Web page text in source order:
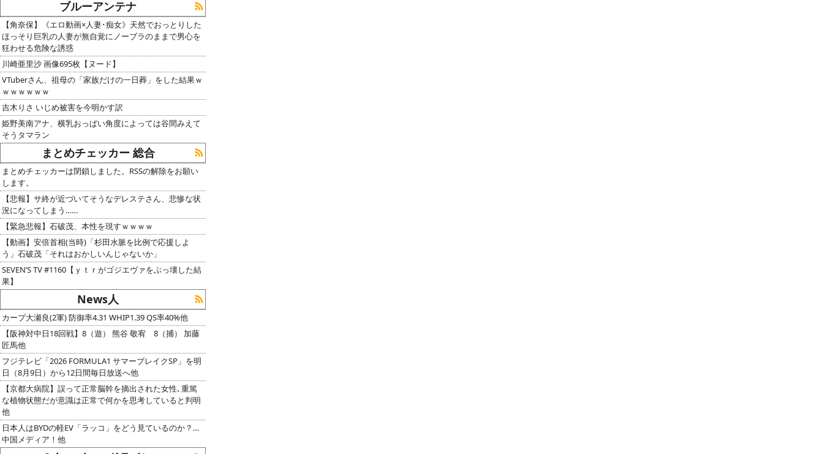
ブルーアンテナ
【角奈保】《エロ動画×人妻･痴女》天然でおっとりした
ほっそり巨乳の人妻が無自覚にノーブラのままで男心を
狂わせる危険な誘惑
川崎亜里沙 画像695枚【ヌード】
VTuberさん、祖母の「家族だけの一日葬」をした結果ｗ
ｗｗｗｗｗｗ
吉木りさ いじめ被害を今明かす訳
姫野美南アナ、横乳おっぱい角度によっては谷間みえて
そうタマラン
まとめチェッカー 総合
まとめチェッカーは閉鎖しました。RSSの解除をお願い
します。
【悲報】サ終が近づいてそうなデレステさん、悲惨な状
況になってしまう……
【緊急悲報】石破茂、本性を現すｗｗｗｗ
【動画】安倍首相(当時)「杉田水脈を比例で応援しよ
う」石破茂「それはおかしいんじゃないか」
SEVEN’S TV #1160【ｙｔｒがゴジエヴァをぶっ壊した結
果】
News人
カープ大瀬良(2軍) 防御率4.31 WHIP1.39 QS率40%他
【阪神対中日18回戦】8（遊） 熊谷 敬宥 8（捕） 加藤
匠馬他
フジテレビ「2026 FORMULA1 サマーブレイクSP」を明
日（8月9日）から12日間毎日放送へ他
【京都大病院】誤って正常脳幹を摘出された女性､重篤
な植物状態だが意識は正常で何かを思考していると判明
他
日本人はBYDの軽EV「ラッコ」をどう見ているのか？…
中国メディア！他